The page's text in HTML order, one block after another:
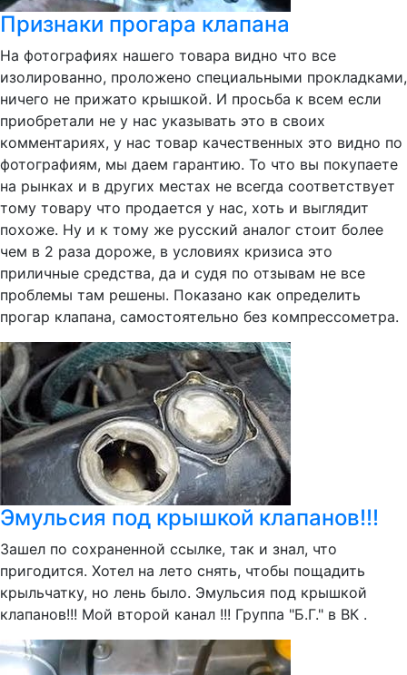
Признаки прогара клапана
На фотографиях нашего товара видно что все
изолированно, проложено специальными прокладками,
ничего не прижато крышкой. И просьба к всем если
приобретали не у нас указывать это в своих
комментариях, у нас товар качественных это видно по
фотографиям, мы даем гарантию. То что вы покупаете
на рынках и в других местах не всегда соответствует
тому товару что продается у нас, хоть и выглядит
похоже. Ну и к тому же русский аналог стоит более
чем в 2 раза дороже, в условиях кризиса это
приличные средства, да и судя по отзывам не все
проблемы там решены. Показано как определить
прогар клапана, самостоятельно без компрессометра.
Эмульсия под крышкой клапанов!!!
Зашел по сохраненной ссылке, так и знал, что
пригодится. Хотел на лето снять, чтобы пощадить
крыльчатку, но лень было. Эмульсия под крышкой
клапанов!!! Мой второй канал !!! Группа "Б.Г." в ВК .